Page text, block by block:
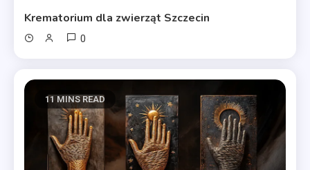
Krematorium dla zwierząt Szczecin
0
11 MINS READ